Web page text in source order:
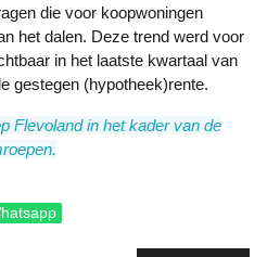
die voor koopwoningen
het dalen. Deze trend werd voor
in het laatste kwartaal van
gestegen (hypotheek)rente.